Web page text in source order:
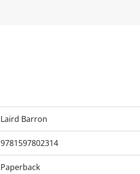
Laird Barron
9781597802314
Paperback